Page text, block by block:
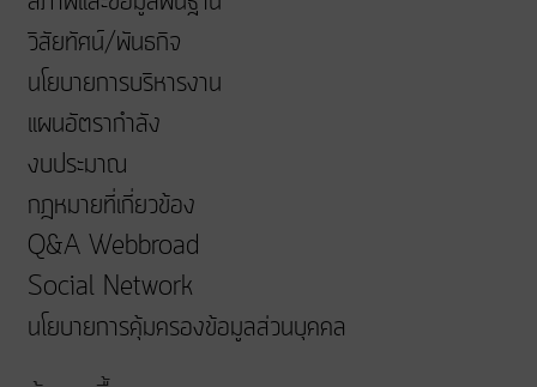
วิสัยทัศน์/พันธกิจ
นโยบายการบริหารงาน
แผนอัตรากำลัง
งบประมาณ
กฎหมายที่เกี่ยวข้อง
Q&A Webbroad
Social Network
นโยบายการคุ้มครองข้อมูลส่วนบุคคล